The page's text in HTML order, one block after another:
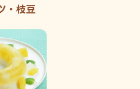
・枝豆